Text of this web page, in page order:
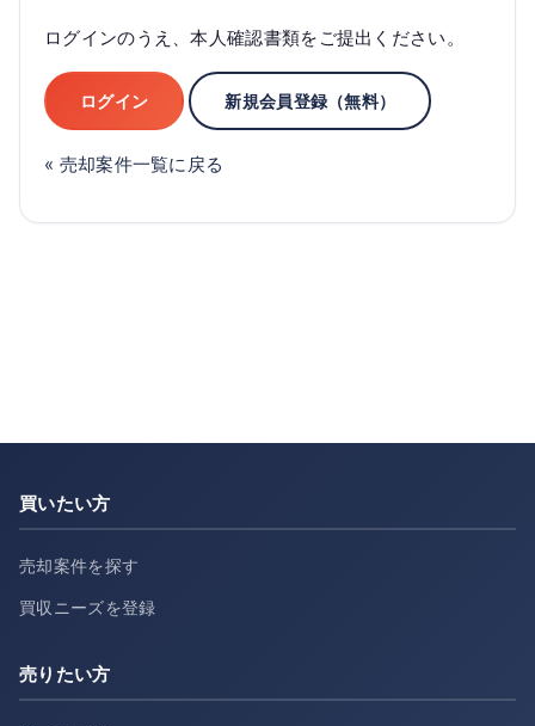
ログインのうえ、本人確認書類をご提出ください。
ログイン 新規会員登録（無料）
« 売却案件一覧に戻る
買いたい方
売却案件を探す
買収ニーズを登録
売りたい方